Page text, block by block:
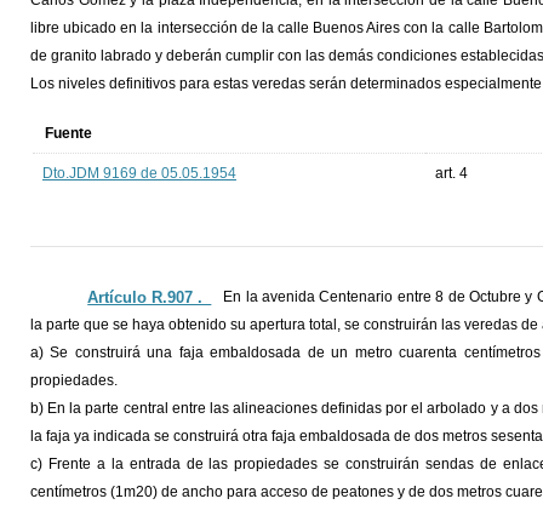
libre ubicado en la intersección de la calle Buenos Aires con la calle
de granito labrado y deberán cumplir con las demás condiciones
Los niveles definitivos para estas veredas serán determinados
Fuente
Dto.JDM 9169 de 05.05.1954 art. 4
Artículo R.907 ._
En la avenida Centenario entre 8 de Octubre
la parte que se haya obtenido su apertura total, se construirán las veredas
a) Se construirá una faja embaldosada de un metro cuarenta
propiedades.
b) En la parte central entre las alineaciones definidas por el arbolado y a
la faja ya indicada se construirá otra faja embaldosada de dos metros
c) Frente a la entrada de las propiedades se construirán sendas de
centímetros (1m20) de ancho para acceso de peatones y de dos metros